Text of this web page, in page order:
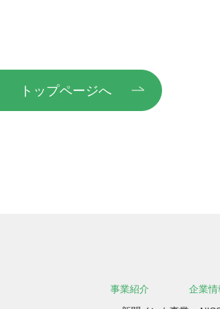
トップページへ
事業紹介
企業情